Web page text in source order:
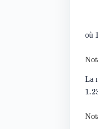
où 1
La